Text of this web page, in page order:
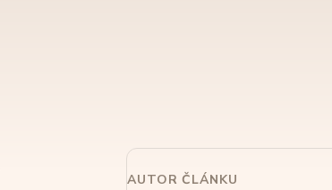
AUTOR ČLÁNKU